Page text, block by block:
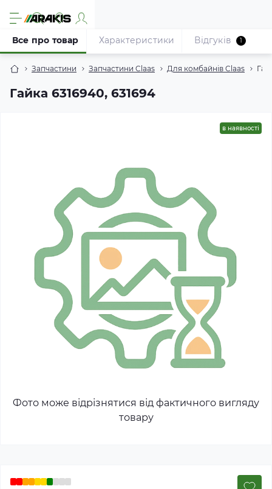
Запчастини Запчастини Claas Для комбайнів Claas
Гайка 6316940, 631694
Все про товар Характеристики Відгуків 1
в наявності
Фото може відрізнятися від фактичного вигляду
товару